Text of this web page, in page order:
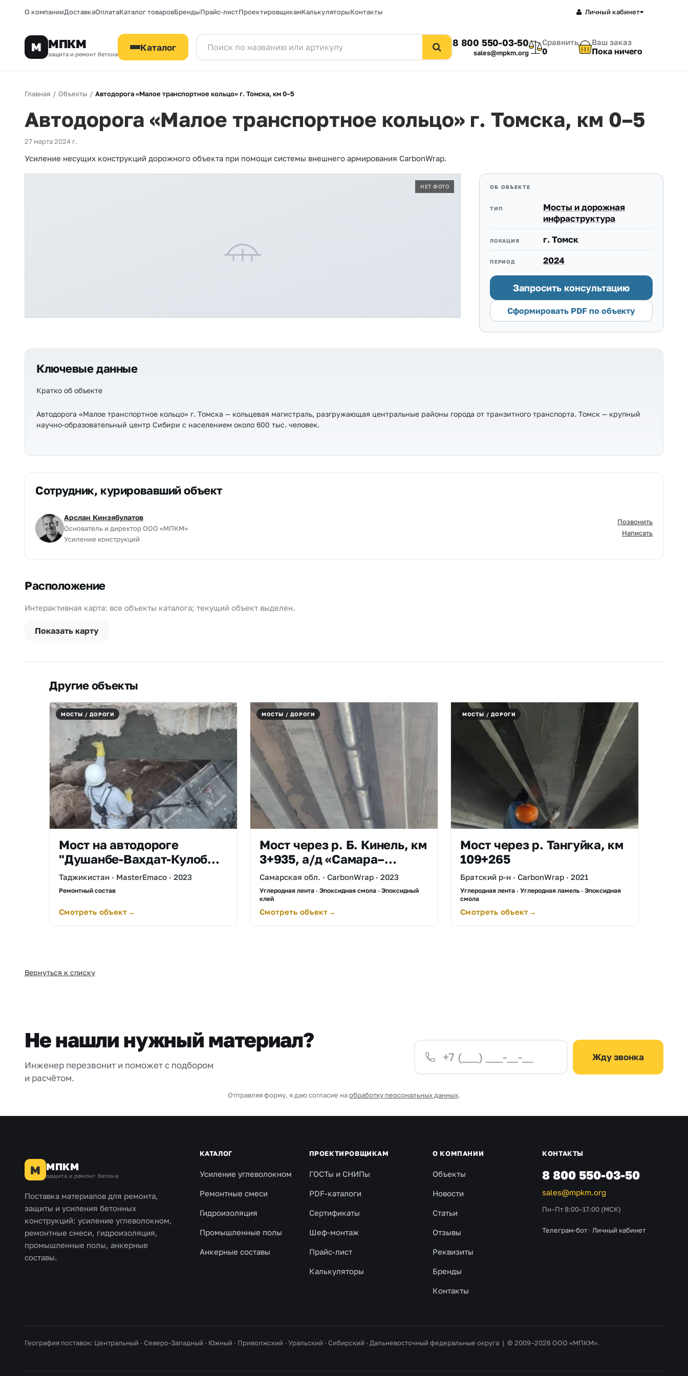
О компанииДоставкаОплатаКаталог товаровБрендыПрайс-листПроектировщикамКалькуляторыКонтакты Личный кабинет
М МПКМ
защита и ремонт бетона
Каталог 8 800 550-03-50
sales@mpkm.org
Сравнить
0
Ваш заказ
Пока ничего
Главная / Объекты / Автодорога «Малое транспортное кольцо» г. Томска, км 0–5
Автодорога «Малое транспортное кольцо» г. Томска, км 0–5
27 марта 2024 г.
Усиление несущих конструкций дорожного объекта при помощи системы внешнего армирования CarbonWrap.
НЕТ ФОТО ОБ ОБЪЕКТЕ
ТИП
Мосты и дорожная
инфраструктура
ЛОКАЦИЯ г. Томск
ПЕРИОД 2024
Запросить консультацию
Сформировать PDF по объекту
Ключевые данные
Кратко об объекте
Автодорога «Малое транспортное кольцо» г. Томска — кольцевая магистраль, разгружающая центральные районы города от транзитного транспорта. Томск — крупный
научно-образовательный центр Сибири с населением около 600 тыс. человек.
Сотрудник, курировавший объект
Арслан Кинзябулатов
Основатель и директор ООО «МПКМ»
Усиление конструкций
Позвонить
Написать
Расположение
Интерактивная карта: все объекты каталога; текущий объект выделен.
Показать карту
Другие объекты
МОСТЫ / ДОРОГИ
Мост на автодороге
"Душанбе-Вахдат-Кулоб
перевал Кулма до границы
Китая" республика
Таджикистан · MasterEmaco · 2023
Ремонтный состав
Смотреть объект
МОСТЫ / ДОРОГИ
Мост через р. Б. Кинель, км
3+935, а/д «Самара–
Бугуруслан»–Кинель-
Черкассы
Самарская обл. · CarbonWrap · 2023
Углеродная лента · Эпоксидная смола · Эпоксидный
клей
Смотреть объект
МОСТЫ / ДОРОГИ
Мост через р. Тангуйка, км
109+265
Братский р-н · CarbonWrap · 2021
Углеродная лента · Углеродная ламель · Эпоксидная
смола
Смотреть объект
Вернуться к списку
Не нашли нужный материал?
Инженер перезвонит и поможет с подбором
и расчётом.
Жду звонка
Отправляя форму, я даю согласие наобработку персональных данных.
М МПКМ
защита и ремонт бетона
Поставка материалов для ремонта,
защиты и усиления бетонных
конструкций: усиление углеволокном,
ремонтные смеси, гидроизоляция,
промышленные полы, анкерные
составы.
КАТАЛОГ
Усиление углеволокном
Ремонтные смеси
Гидроизоляция
Промышленные полы
Анкерные составы
ПРОЕКТИРОВЩИКАМ
ГОСТы и СНИПы
PDF-каталоги
Сертификаты
Шеф-монтаж
Прайс-лист
Калькуляторы
О КОМПАНИИ
Объекты
Новости
Статьи
Отзывы
Реквизиты
Бренды
Контакты
КОНТАКТЫ
8 800 550-03-50
sales@mpkm.org
Пн–Пт 8:00–17:00 (МСК)
Телеграм-бот ·Личный кабинет
География поставок: Центральный · Северо-Западный · Южный · Приволжский · Уральский · Сибирский · Дальневосточный федеральные округа | © 2009–2026 ООО «МПКМ».